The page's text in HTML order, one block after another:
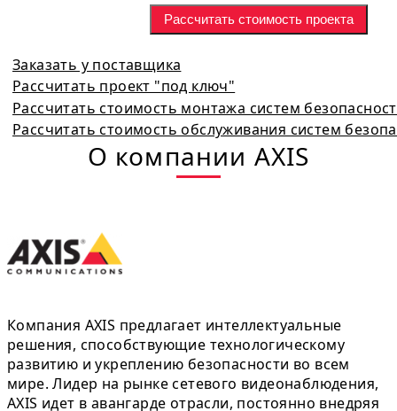
Рассчитать стоимость проекта
Заказать у поставщика
Рассчитать проект "под ключ"
Рассчитать стоимость монтажа систем
Рассчитать стоимость обслуживания систем
О компании AXIS
Компания AXIS предлагает интеллектуальные
решения, способствующие технологическому
развитию и укреплению безопасности во всем
мире. Лидер на рынке сетевого видеонаблюдения,
AXIS идет в авангарде отрасли, постоянно внедряя